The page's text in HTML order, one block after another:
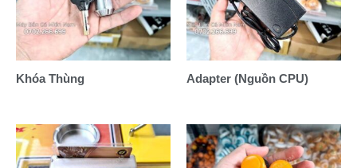
Khóa Thùng Adapter (Nguồn CPU)